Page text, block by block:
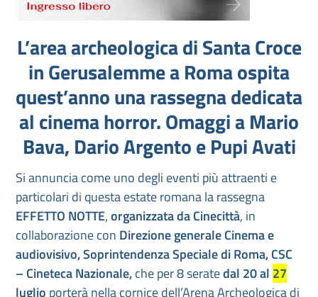
L’area archeologica di Santa Croce
in Gerusalemme a Roma ospita
quest’anno una rassegna dedicata
al cinema horror. Omaggi a Mario
Bava, Dario Argento e Pupi Avati
Si annuncia come uno degli eventi più attraenti e
particolari di questa estate romana la rassegna
EFFETTO NOTTE,organizzata da Cinecittà, in
collaborazione con Direzione generale Cinema e
audiovisivo, Soprintendenza Speciale di Roma, CSC
– Cineteca Nazionale,che per 8 seratedal 20 al 27
luglio porterà nella cornice dell’Arena Archeologica di